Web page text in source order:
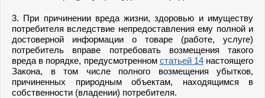
3. При причинении вреда жизни, здоровью и имуществу
потребителя вследствие непредоставления ему полной и
достоверной информации о товаре (работе, услуге)
потребитель вправе потребовать возмещения такого
вреда в порядке, предусмотренном статьей 14настоящего
Закона, в том числе полного возмещения убытков,
причиненных природным объектам, находящимся в
собственности (владении) потребителя.